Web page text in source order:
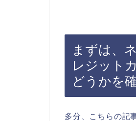
まずは、
レジット
どうかを
多分、こちらの記